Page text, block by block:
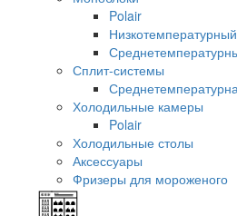
Polair
Сплит-системы
Холодильные камеры
Polair
Холодильные столы
Аксессуары
Фризеры для мороженого